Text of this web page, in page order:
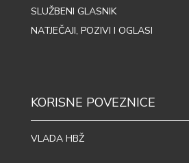
SLUŽBENI GLASNIK
NATJEČAJI, POZIVI I OGLASI
KORISNE POVEZNICE
VLADA HBŽ